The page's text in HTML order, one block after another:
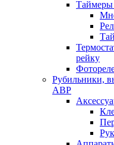
Таймеры
рейку
Рубильники,
АВР